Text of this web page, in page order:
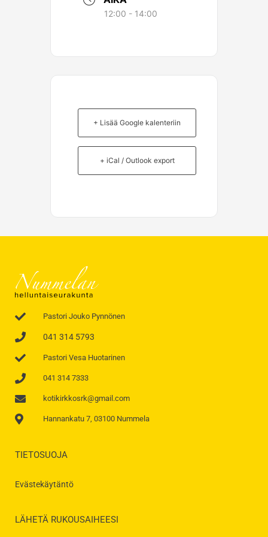
12:00 - 14:00
+ Lisää Google kalenteriin
+ iCal / Outlook export
Pastori Jouko Pynnönen
041 314 5793
Pastori Vesa Huotarinen
041 314 7333
kotikirkkosrk@gmail.com
Hannankatu 7, 03100 Nummela
TIETOSUOJA
Evästekäytäntö
LÄHETÄ RUKOUSAIHEESI